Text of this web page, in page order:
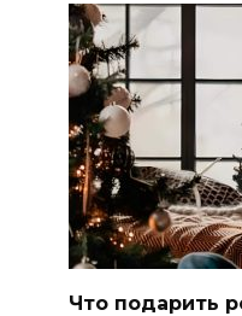
Что подарить